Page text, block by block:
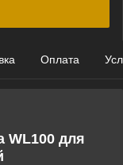
Оплата
WL100 для